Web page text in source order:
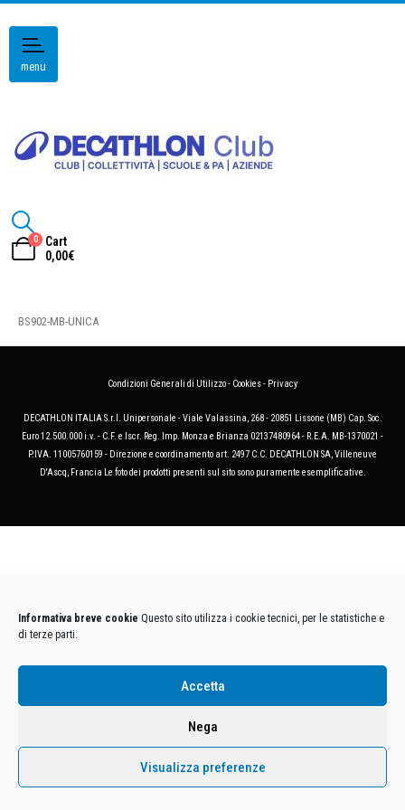
Informativa breve cookie Questo sito utilizza i cookie tecnici, per le statistiche e
di terze parti.
Accetta
Nega
Visualizza preferenze
menu
0
Cart
0,00€
BS902-MB-UNICA
Condizioni Generali di Utilizzo- Cookies- Privacy
DECATHLON ITALIA S.r.l. Unipersonale - Viale Valassina, 268 - 20851 Lissone (MB) Cap. Soc.
Euro 12.500.000 i.v. - C.F. e Iscr. Reg. Imp. Monza e Brianza 02137480964 - R.E.A. MB-1370021 -
P.IVA. 11005760159 - Direzione e coordinamento art. 2497 C.C. DECATHLON SA, Villeneuve
D'Ascq, Francia Le foto dei prodotti presenti sul sito sono puramente esemplificative.